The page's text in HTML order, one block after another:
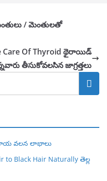
/ మెంతులతో
Care Of Thyroid థైరాయిడ్
తీసుకోవలసిన జాగ్రత్తలు
వలన లాభాలు
to Black Hair Naturally తెల్ల